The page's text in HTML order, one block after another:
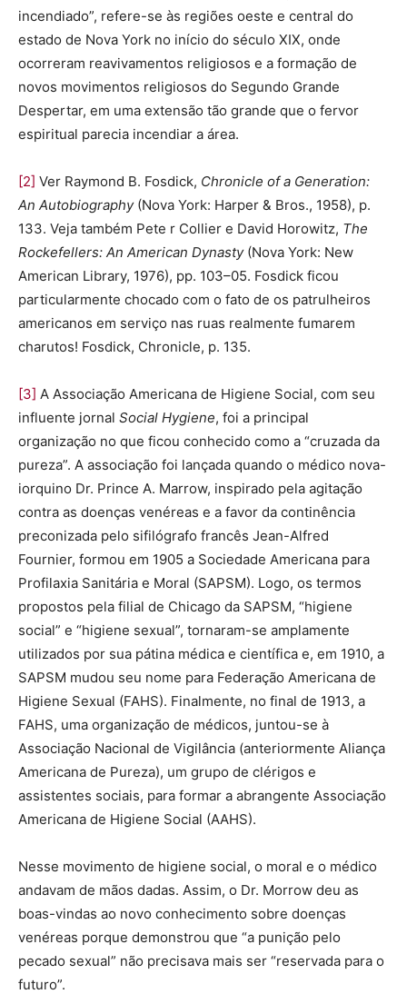
incendiado”, refere-se às regiões oeste e central do
estado de Nova York no início do século XIX, onde
ocorreram reavivamentos religiosos e a formação de
novos movimentos religiosos do Segundo Grande
Despertar, em uma extensão tão grande que o fervor
espiritual parecia incendiar a área.
[2] Ver Raymond B. Fosdick, Chronicle of a Generation:
An Autobiography(Nova York: Harper & Bros., 1958), p.
133. Veja também Pete r Collier e David Horowitz, The
Rockefellers: An American Dynasty(Nova York: New
American Library, 1976), pp. 103–05. Fosdick ficou
particularmente chocado com o fato de os patrulheiros
americanos em serviço nas ruas realmente fumarem
charutos! Fosdick, Chronicle, p. 135.
[3] A Associação Americana de Higiene Social, com seu
influente jornal Social Hygiene, foi a principal
organização no que ficou conhecido como a “cruzada da
pureza”. A associação foi lançada quando o médico nova-
iorquino Dr. Prince A. Marrow, inspirado pela agitação
contra as doenças venéreas e a favor da continência
preconizada pelo sifilógrafo francês Jean-Alfred
Fournier, formou em 1905 a Sociedade Americana para
Profilaxia Sanitária e Moral (SAPSM). Logo, os termos
propostos pela filial de Chicago da SAPSM, “higiene
social” e “higiene sexual”, tornaram-se amplamente
utilizados por sua pátina médica e científica e, em 1910, a
SAPSM mudou seu nome para Federação Americana de
Higiene Sexual (FAHS). Finalmente, no final de 1913, a
FAHS, uma organização de médicos, juntou-se à
Associação Nacional de Vigilância (anteriormente Aliança
Americana de Pureza), um grupo de clérigos e
assistentes sociais, para formar a abrangente Associação
Americana de Higiene Social (AAHS).
Nesse movimento de higiene social, o moral e o médico
andavam de mãos dadas. Assim, o Dr. Morrow deu as
boas-vindas ao novo conhecimento sobre doenças
venéreas porque demonstrou que “a punição pelo
pecado sexual” não precisava mais ser “reservada para o
futuro”.